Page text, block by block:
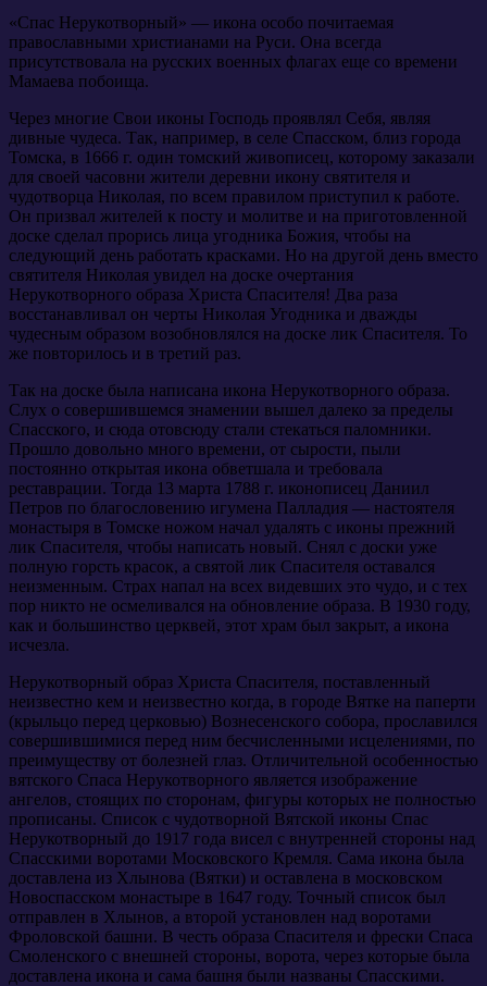
«Спас Нерукотворный» — икона особо почитаемая
православными христианами на Руси. Она всегда
присутствовала на русских военных флагах еще со времени
Мамаева побоища.
Через многие Свои иконы Господь проявлял Себя, являя
дивные чудеса. Так, например, в селе Спасском, близ города
Томска, в 1666 г. один томский живописец, которому заказали
для своей часовни жители деревни икону святителя и
чудотворца Николая, по всем правилом приступил к работе.
Он призвал жителей к посту и молитве и на приготовленной
доске сделал прорись лица угодника Божия, чтобы на
следующий день работать красками. Но на другой день вместо
святителя Николая увидел на доске очертания
Нерукотворного образа Христа Спасителя! Два раза
восстанавливал он черты Николая Угодника и дважды
чудесным образом возобновлялся на доске лик Спасителя. То
же повторилось и в третий раз.
Так на доске была написана икона Нерукотворного образа.
Слух о совершившемся знамении вышел далеко за пределы
Спасского, и сюда отовсюду стали стекаться паломники.
Прошло довольно много времени, от сырости, пыли
постоянно открытая икона обветшала и требовала
реставрации. Тогда 13 марта 1788 г. иконописец Даниил
Петров по благословению игумена Палладия — настоятеля
монастыря в Томске ножом начал удалять с иконы прежний
лик Спасителя, чтобы написать новый. Снял с доски уже
полную горсть красок, а святой лик Спасителя оставался
неизменным. Страх напал на всех видевших это чудо, и с тех
пор никто не осмеливался на обновление образа. В 1930 году,
как и большинство церквей, этот храм был закрыт, а икона
исчезла.
Нерукотворный образ Христа Спасителя, поставленный
неизвестно кем и неизвестно когда, в городе Вятке на паперти
(крыльцо перед церковью) Вознесенского собора, прославился
совершившимися перед ним бесчисленными исцелениями, по
преимуществу от болезней глаз. Отличительной особенностью
вятского Спаса Нерукотворного является изображение
ангелов, стоящих по сторонам, фигуры которых не полностью
прописаны. Список с чудотворной Вятской иконы Спас
Нерукотворный до 1917 года висел с внутренней стороны над
Спасскими воротами Московского Кремля. Сама икона была
доставлена из Хлынова (Вятки) и оставлена в московском
Новоспасском монастыре в 1647 году. Точный список был
отправлен в Хлынов, а второй установлен над воротами
Фроловской башни. В честь образа Спасителя и фрески Спаса
Смоленского с внешней стороны, ворота, через которые была
доставлена икона и сама башня были названы Спасскими.